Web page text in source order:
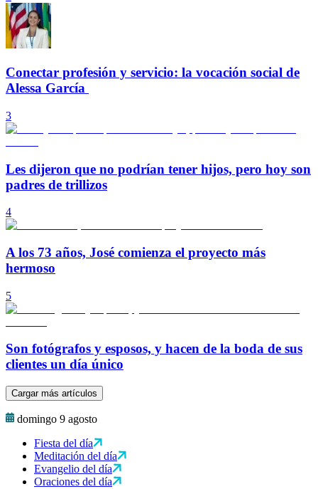
Conectar profesión y servicio: la vocación social de
Alessa García
3
Les dijeron que no podrían tener hijos, pero hoy son
padres de trillizos
4
A los 73 años, José comienza el proyecto más
hermoso
5
Son fotógrafos y esposos, y hacen de la boda de sus
clientes un día único
Cargar más artículos
domingo 9 agosto
Fiesta del día
Meditación del día
Evangelio del día
Oraciones del día